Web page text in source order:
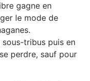
gagne en
le mode de
tribus puis en
perdre, sauf pour